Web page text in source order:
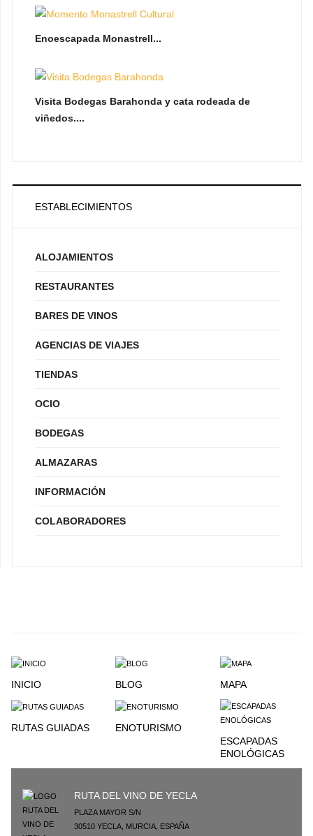
Enoescapada Monastrell...
Visita Bodegas Barahonda y cata rodeada de
viñedos....
ESTABLECIMIENTOS
ALOJAMIENTOS
RESTAURANTES
BARES DE VINOS
AGENCIAS DE VIAJES
TIENDAS
OCIO
BODEGAS
ALMAZARAS
INFORMACIÓN
COLABORADORES
INICIO BLOG MAPA
RUTAS GUIADAS
ENOTURISMO
ESCAPADAS
ENOLÓGICAS
RUTA DEL VINO DE YECLA
PLAZA MAYOR S/N
30510 YECLA MURCIA ESPAÑA